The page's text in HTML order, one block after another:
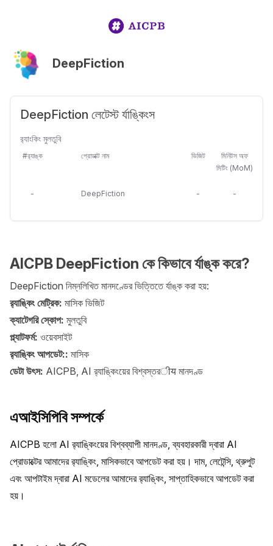
DeepFiction
DeepFiction লেটেস্ট র্যাঙ্কিংস
র‍্যাংকিং মুলতুবি
#র‍্যাঙ্ক প্রোডাক্ট নাম ভিজিট
মিনিটস অফ
মিটিং (MoM)
- DeepFiction - -
AICPB DeepFiction কে কিভাবে র্যাঙ্ক করে?
DeepFiction নিম্নলিখিত মানদণ্ডের ভিত্তিতে র্যাঙ্ক করা হয়:
র‍্যাঙ্কিং মেট্রিক: মাসিক ভিজিট
ক্যাটেগরি স্কোপ: মুলতুবি
প্ল্যাটফর্ম: ওয়েবসাইট
র‍্যাঙ্কিং আপডেট:: মাসিক
ডেটা উৎস: AICPB, AI র‍্যাঙ্কিংয়ের বিশ্বস্তরीय মানদণ্ড
এআইসিপিবি সম্পর্কে
AICPB হলো AI র‍্যাঙ্কিংয়ের বিশ্বব্যাপী মানদণ্ড, ব্যবহারকারী দ্বারা AI
প্রোডাক্টের আমাদের র‍্যাঙ্কিং, মাসিকভাবে আপডেট করা হয়। দাম, লেটেন্সি, থ্রুপুট
এবং আপটাইম দ্বারা AI মডেলের আমাদের র‍্যাঙ্কিং, সাপ্তাহিকভাবে আপডেট করা
হয়।